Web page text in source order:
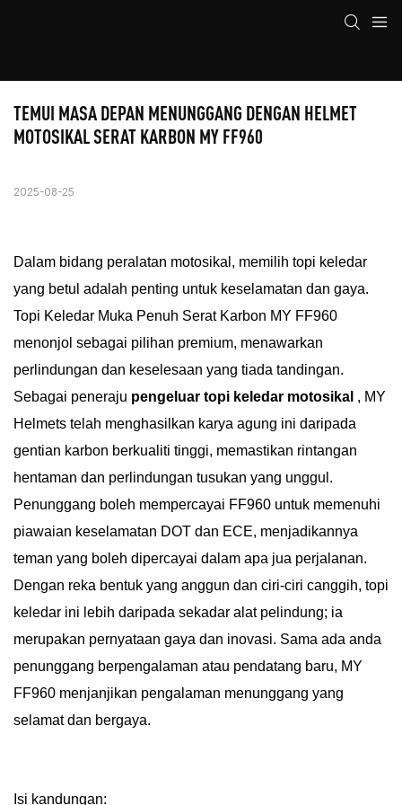
TEMUI MASA DEPAN MENUNGGANG DENGAN HELMET
MOTOSIKAL SERAT KARBON MY FF960
2025-08-25
Dalam bidang peralatan motosikal, memilih topi keledar
yang betul adalah penting untuk keselamatan dan gaya.
Topi Keledar Muka Penuh Serat Karbon MY FF960
menonjol sebagai pilihan premium, menawarkan
perlindungan dan keselesaan yang tiada tandingan.
Sebagai peneraju pengeluar topi keledar motosikal , MY
Helmets telah menghasilkan karya agung ini daripada
gentian karbon berkualiti tinggi, memastikan rintangan
hentaman dan perlindungan tusukan yang unggul.
Penunggang boleh mempercayai FF960 untuk memenuhi
piawaian keselamatan DOT dan ECE, menjadikannya
teman yang boleh dipercayai dalam apa jua perjalanan.
Dengan reka bentuk yang anggun dan ciri-ciri canggih, topi
keledar ini lebih daripada sekadar alat pelindung; ia
merupakan pernyataan gaya dan inovasi. Sama ada anda
penunggang berpengalaman atau pendatang baru, MY
FF960 menjanjikan pengalaman menunggang yang
selamat dan bergaya.
Isi kandungan: